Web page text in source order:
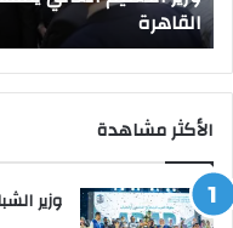
القاهرة
الأكثر مشاهدة
وزير